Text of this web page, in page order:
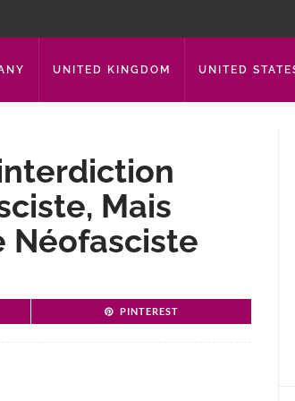
UNITED KINGDOM UNITED
Mais
Néofasciste
PINTEREST